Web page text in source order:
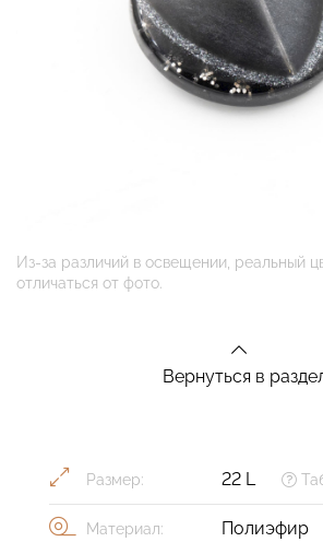
Из-за различий в освещении, реальный
отличаться от фото.
Вернуться в
Размер: 22 L
Материал: Полиэфир